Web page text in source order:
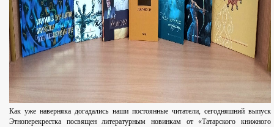
Как уже наверняка догадались наши постоянные читатели, сегодняшний выпуск
Этноперекрестка посвящен литературным новинкам от «Татарского книжного